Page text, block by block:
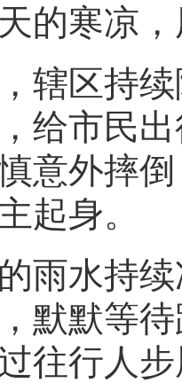
的寒凉
区持续
给市民
意外摔
起身。
水持续
默默等
往行人